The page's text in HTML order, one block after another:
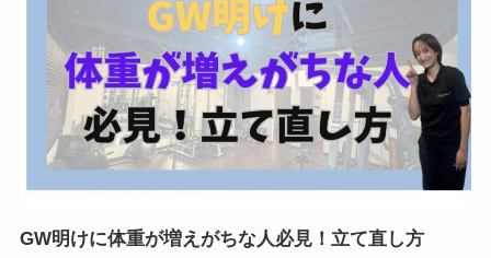
GW明けに体重が増えがちな人必見！立て直し方